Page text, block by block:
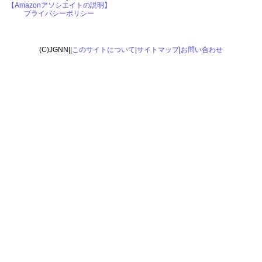
【Amazonアソシエイトの説明】
プライバシーポリシー
(C)JGNN|| このサイトについて サイトマップ| お問い合わせ